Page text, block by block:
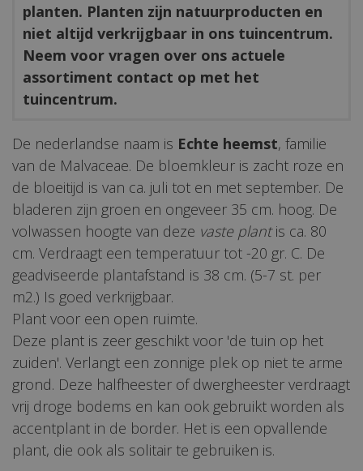
planten. Planten zijn natuurproducten en
niet altijd verkrijgbaar in ons tuincentrum.
Neem voor vragen over ons actuele
assortiment contact op met het
tuincentrum.
De nederlandse naam is Echte heemst, familie
van de Malvaceae. De bloemkleur is zacht roze en
de bloeitijd is van ca. juli tot en met september. De
bladeren zijn groen en ongeveer 35 cm. hoog. De
volwassen hoogte van deze vaste plantis ca. 80
cm. Verdraagt een temperatuur tot -20 gr. C. De
geadviseerde plantafstand is 38 cm. (5-7 st. per
m2.) Is goed verkrijgbaar.
Plant voor een open ruimte.
Deze plant is zeer geschikt voor 'de tuin op het
zuiden'. Verlangt een zonnige plek op niet te arme
grond. Deze halfheester of dwergheester verdraagt
vrij droge bodems en kan ook gebruikt worden als
accentplant in de border. Het is een opvallende
plant, die ook als solitair te gebruiken is.